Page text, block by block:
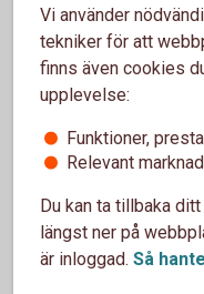
Vänta medan vi
från den andra
Välj vilka konton
legitimera dig hos
månad.
Vi använder
tekniker för att
finns även cookies
upplevelse:
Funktioner,
Relevant
Du kan ta tillbaka
längst ner på
är inloggad. Så